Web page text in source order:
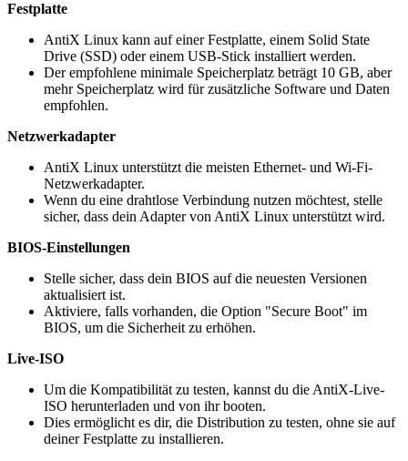
Festplatte
AntiX Linux kann auf einer Festplatte, einem Solid State
Drive (SSD) oder einem USB-Stick installiert werden.
Der empfohlene minimale Speicherplatz beträgt 10 GB, aber
mehr Speicherplatz wird für zusätzliche Software und Daten
empfohlen.
Netzwerkadapter
AntiX Linux unterstützt die meisten Ethernet- und Wi-Fi-
Netzwerkadapter.
Wenn du eine drahtlose Verbindung nutzen möchtest, stelle
sicher, dass dein Adapter von AntiX Linux unterstützt wird.
BIOS-Einstellungen
Stelle sicher, dass dein BIOS auf die neuesten Versionen
aktualisiert ist.
Aktiviere, falls vorhanden, die Option "Secure Boot" im
BIOS, um die Sicherheit zu erhöhen.
Live-ISO
Um die Kompatibilität zu testen, kannst du die AntiX-Live-
ISO herunterladen und von ihr booten.
Dies ermöglicht es dir, die Distribution zu testen, ohne sie auf
deiner Festplatte zu installieren.